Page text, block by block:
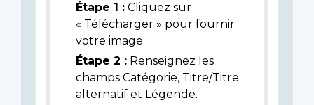
Étape 1 : Cliquez sur
« Télécharger » pour fournir
votre image.
Étape 2 : Renseignez les
champs Catégorie, Titre/Titre
alternatif et Légende.